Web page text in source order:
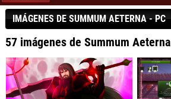
IMÁGENES DE SUMMUM AETERNA - PC
57 imágenes de Summum Aeterna